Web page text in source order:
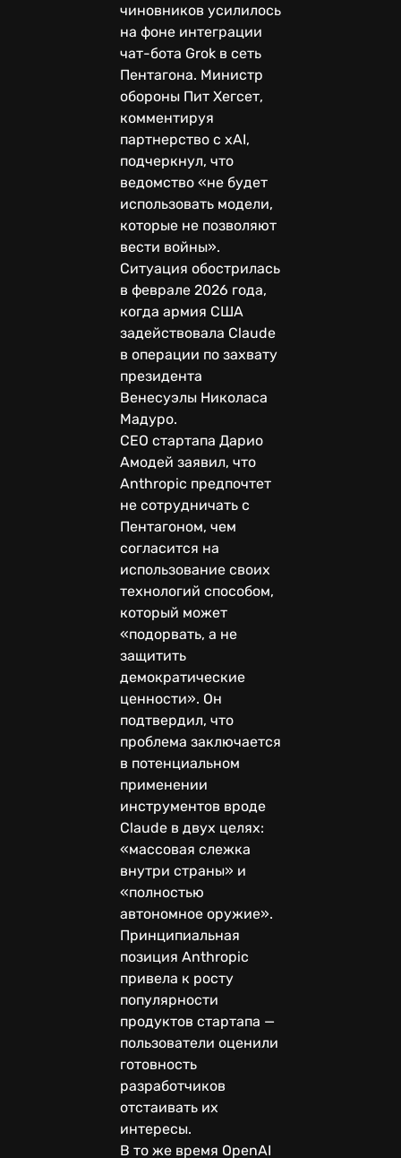
чиновников усилилось
на фоне интеграции
чат-бота Grok в сеть
Пентагона. Министр
обороны Пит Хегсет,
комментируя
партнерство с xAI,
подчеркнул, что
ведомство «не будет
использовать модели,
которые не позволяют
вести войны».
Ситуация обострилась
в феврале 2026 года,
когда армия США
задействовала Claude
в операции по захвату
президента
Венесуэлы Николаса
Мадуро.
CEO стартапа Дарио
Амодей заявил, что
Anthropic предпочтет
не сотрудничать с
Пентагоном, чем
согласится на
использование своих
технологий способом,
который может
«подорвать, а не
защитить
демократические
ценности». Он
подтвердил, что
проблема заключается
в потенциальном
применении
инструментов вроде
Claude в двух целях:
«массовая слежка
внутри страны» и
«полностью
автономное оружие».
Принципиальная
позиция Anthropic
привела к росту
популярности
продуктов стартапа —
пользователи оценили
готовность
разработчиков
отстаивать их
интересы.
В то же время OpenAI